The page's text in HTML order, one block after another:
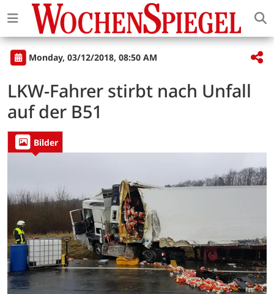
Monday, 03/12/2018, 08:50 AM
LKW-Fahrer stirbt nach Unfall
auf der B51
Bilder